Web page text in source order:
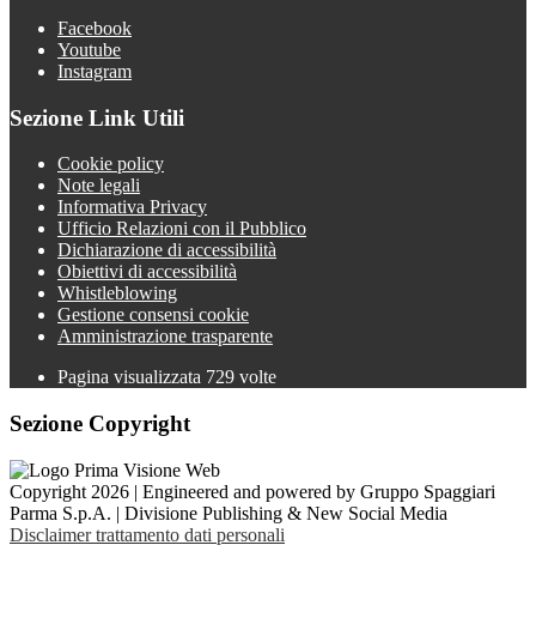
Facebook
Youtube
Instagram
Sezione Link Utili
Cookie policy
Note legali
Informativa Privacy
Ufficio Relazioni con il Pubblico
Dichiarazione di accessibilità
Obiettivi di accessibilità
Whistleblowing
Gestione consensi cookie
Amministrazione trasparente
Pagina visualizzata 729 volte
Sezione Copyright
Copyright 2026 | Engineered and powered by Gruppo Spaggiari
Parma S.p.A. | Divisione Publishing & New Social Media
Disclaimer trattamento dati personali